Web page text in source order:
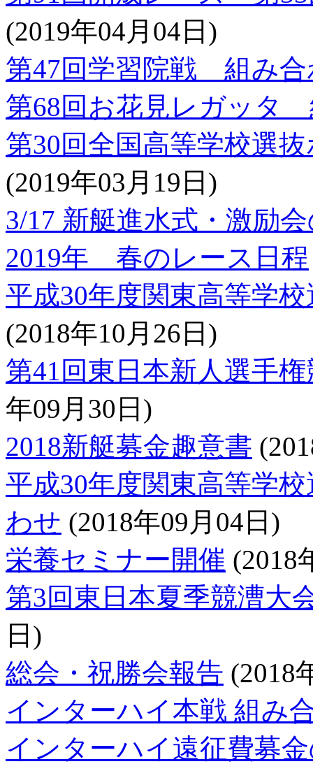
(2019年04月04日)
第47回学習院戦 組み合
第68回お花見レガッタ
第30回全国高等学校選
(2019年03月19日)
3/17 新艇進水式・激励
2019年 春のレース日程
平成30年度関東高等学
(2018年10月26日)
第41回東日本新人選手
年09月30日)
2018新艇募金趣意書
平成30年度関東高等学
わせ (2018年09月04日)
栄養セミナー開催 (2018
第3回東日本夏季競漕大
日)
総会・祝勝会報告 (2018
インターハイ本戦 組み
インターハイ遠征費募